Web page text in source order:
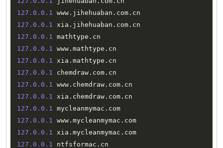
127.0 .0 .1 www . jihehuaban . com .
127.0 .0 .1 xia . jihehuaban . com .
127.0 .0 .1 mathtype .
127.0 .0 .1 www . mathtype .
127.0 .0 .1 xia . mathtype .
127.0 .0 .1 chemdraw . com .
127.0 .0 .1 www . chemdraw . com .
127.0 .0 .1 xia . chemdraw . com .
127.0 .0 .1 mycleanmymac .
127.0 .0 .1 www . mycleanmymac .
127.0 .0 .1 xia . mycleanmymac .
127.0 .0 .1 ntfsformac .